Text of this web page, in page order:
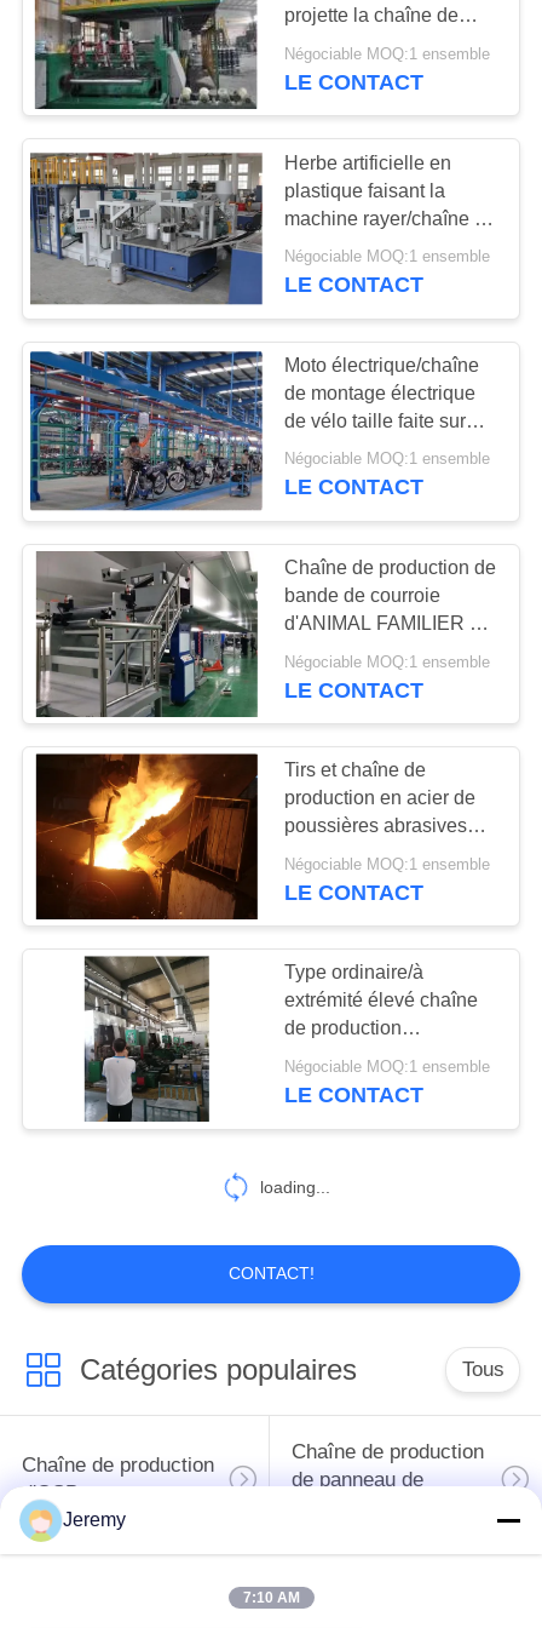
PLAN
DU
SITE
PRIVACY
POLICY
Usine de biomasse
Projets de
matériaux de
construction
7
Four et dessiccateur
industriels
Outillage industriel
de travail du bois
36
métallurgie
27
Projets d'industrie
chimique
8
projette la chaîne de
fabrication de
imperméabilisation de
Négociable MOQ:1 ensemble
LE CONTACT
Herbe artificielle en
plastique faisant la
machine rayer/chaîne de
production en plastique
d'herbe
Négociable MOQ:1 ensemble
LE CONTACT
Moto électrique/chaîne
de montage électrique
de vélo taille faite sur
commande
Négociable MOQ:1 ensemble
LE CONTACT
Chaîne de production de
bande de courroie
d'ANIMAL FAMILIER de
pp, courroie de
emballage faisant la
Négociable MOQ:1 ensemble
LE CONTACT
Tirs et chaîne de
production en acier de
poussières abrasives
pour enlever la peau
d'oxyde et le traitement
Négociable MOQ:1 ensemble
LE CONTACT
Type ordinaire/à
extrémité élevé chaîne
de production
automatique de plat de
batterie au plomb
Négociable MOQ:1 ensemble
LE CONTACT
loading...
CONTACT!
Catégories populaires Tous
Chaîne de production
d'OSB
Chaîne de production
de panneau de
Projets de papier
Jeremy
7:10 AM